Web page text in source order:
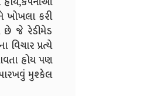
ખોખલા કરી
છે જે રેડીમેડ
પ્રત્યે
હોય પણ
મુશ્કેલ